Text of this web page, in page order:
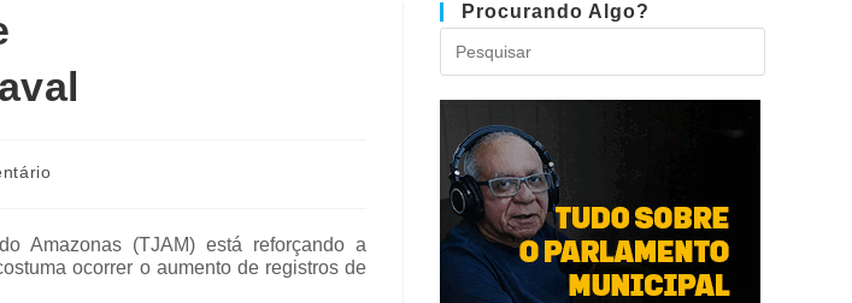
Amazonas (TJAM) está reforçando a
ocorrer o aumento de registros de
Procurando Algo?